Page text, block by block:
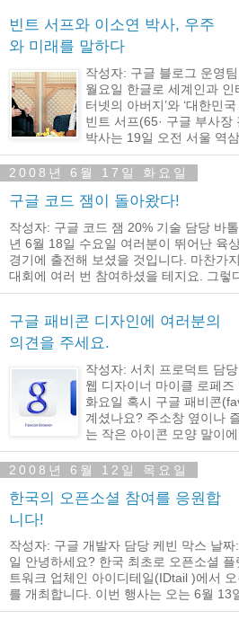
빈트 서프와 이소연 박사, 우주
와 미래를 말하다
작성자: 구글 블로그 운영
월요일 한글로 세계인과
터넷의 아버지’와 ‘대한민
빈트 서프(65· 구글 부사장
박사는 19일 오전 서울 역삼
2008년 6월 17일 화요일
구글 코드 잼이 돌아왔다!
작성자: 구글 코드 잼 20% 기술 담당 바
년 6월 18일 수요일 여러분이 뛰어난 육
경기에 출전해 보셨을 것입니다. 마찬가
대회에 여러 번 참여하셨을 테지요. 그렇
구글 패비콘 디자인에 여러분의
의견을 주세요.
작성자: 서치 프로덕트 담
웹 디자이너 마이클 로페
화요일 혹시 구글 패비콘
계셨나요? 주소창 옆이나
는 작은 아이콘 모양 말이에
2008년 6월 12일 목요일
한국의 오픈소셜 참여를 응원합
니다!
작성자: 구글 개발자 담당 케빈 막스 날
일 안녕하세요? 한국 최초로 오픈소셜
트워크 업체인 아이디테일(IDtail )에서
를 개최합니다. 이번 행사는 오는 6월 13